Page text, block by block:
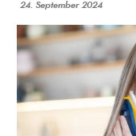
24. September 2024